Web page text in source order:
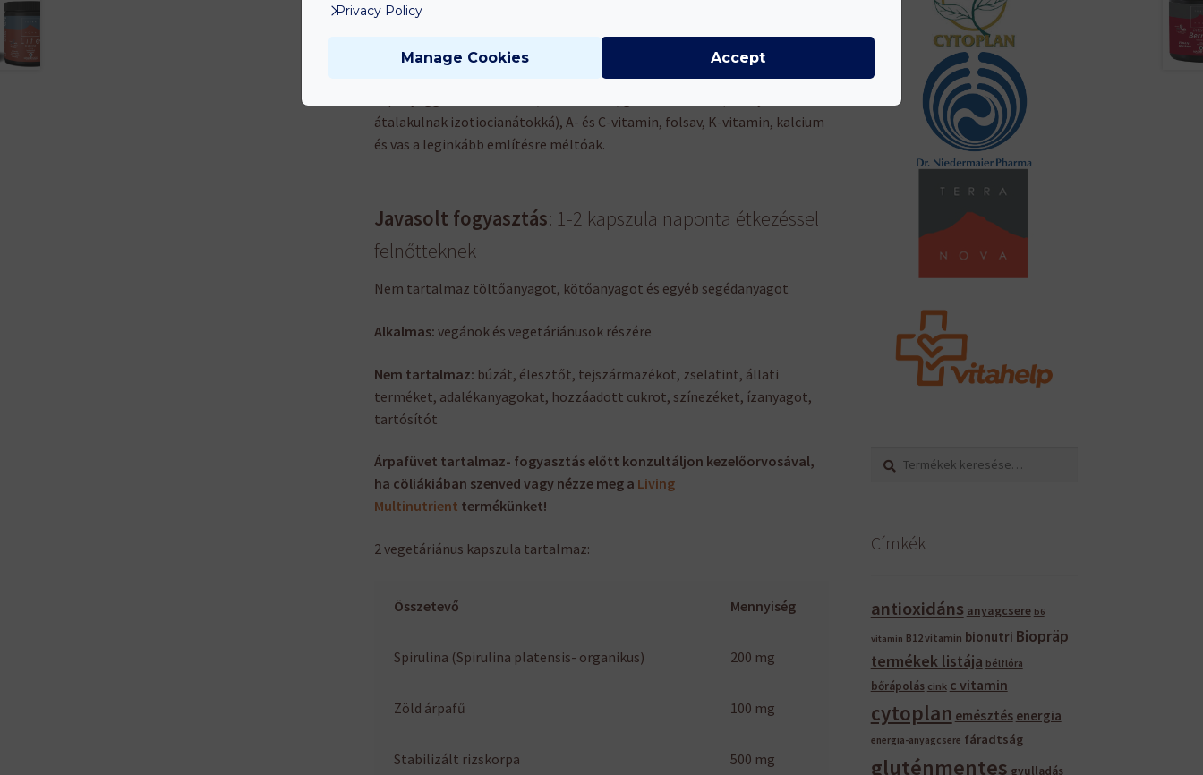
(különösen a zeaxantinnak, luteinnek, béta-karotinnak és
egy valóságos szuperélelmiszer, rengeteg hasznos
átalakulnak izotiocianátokká), A- és C-vitamin, folsav, K-vitamin, kalcium
és vas a leginkább említésre méltóak.
Javasolt fogyasztás: 1-2 kapszula naponta étkezéssel
felnőtteknek
Nem tartalmaz töltőanyagot, kötőanyagot és egyéb segédanyagot
Alkalmas: vegánok és vegetáriánusok részére
Nem tartalmaz: búzát, élesztőt, tejszármazékot, zselatint, állati
terméket, adalékanyagokat, hozzáadott cukrot, színezéket, ízanyagot,
tartósítót
Árpafüvet tartalmaz- fogyasztás előtt konzultáljon kezelőorvosával,
ha cöliákiában szenved vagy nézze meg a Living
Multinutrient termékünket!
2 vegetáriánus kapszula tartalmaz:
Összetevő Mennyiség
Spirulina (Spirulina platensis- organikus) 200 mg
Zöld árpafű 100 mg
Stabilizált rizskorpa 500 mg
Keresés
Keresés
Címkék
antioxidáns anyagcsere b6
vitamin B12 vitamin bionutri Biopräp
termékek listája bélflóra
bőrápolás cink c vitamin
cytoplan emésztés energia
energia-anyagcsere fáradtság
gluténmentes gyulladás
Privacy Policy
Manage Cookies Accept